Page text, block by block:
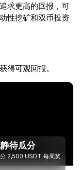
求更高的回报，可
性挖矿和双币投资
得可观回报。
待瓜分
2,500 USDT 每周奖